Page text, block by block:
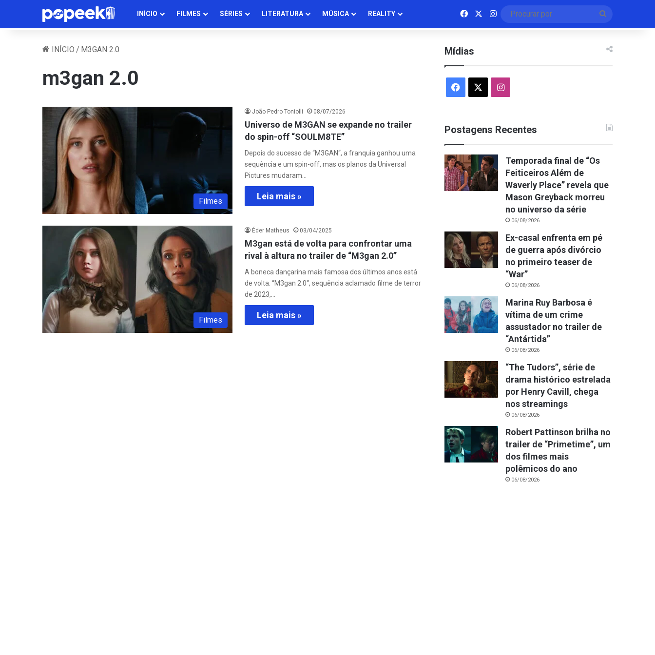
INÍCIO FILMES SÉRIES LITERATURA MÚSICA REALITY FacebookInstagram
por
INÍCIO / M3GAN 2.0
m3gan 2.0
Filmes
João Pedro Toniolli 08/07/2026
Universo de M3GAN se expande no trailer
do spin-off “SOULM8TE”
Depois do sucesso de “M3GAN“, a franquia ganhou uma
sequência e um spin-off, mas os planos da Universal
Pictures mudaram…
Leia mais »
Filmes
Éder Matheus 03/04/2025
M3gan está de volta para confrontar uma
rival à altura no trailer de “M3gan 2.0”
A boneca dançarina mais famosa dos últimos anos está
de volta. “M3gan 2.0“, sequência aclamado filme de terror
de 2023,…
Leia mais »
Mídias
Facebook Instagram
Postagens Recentes
Temporada final de “Os
Feiticeiros Além de
Waverly Place” revela que
Mason Greyback morreu
no universo da série
06/08/2026
Ex-casal enfrenta em pé
de guerra após divórcio
no primeiro teaser de
“War”
06/08/2026
Marina Ruy Barbosa é
vítima de um crime
assustador no trailer de
“Antártida”
06/08/2026
“The Tudors”, série de
drama histórico estrelada
por Henry Cavill, chega
nos streamings
06/08/2026
Robert Pattinson brilha no
trailer de “Primetime”, um
dos filmes mais
polêmicos do ano
06/08/2026